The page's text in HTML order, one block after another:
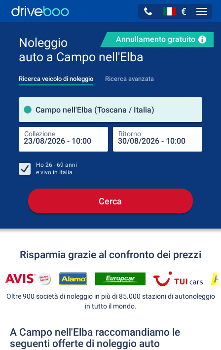
€
Annullamento gratuito
Noleggio
auto a Campo nell'Elba
Ricerca veicolo di noleggio Ricerca avanzata
Campo nell'Elba (Toscana / Italia)
Collezione Ritorno
Ho 26 - 69 anni
e vivo in Italia
Cerca
Risparmia grazie al confronto dei prezzi
Oltre 900 società di noleggio in più di 85.000 stazioni di autonoleggio
in tutto il mondo.
A Campo nell'Elba raccomandiamo le
seguenti offerte di noleggio auto